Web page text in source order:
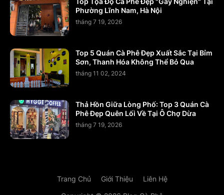
Phường Lĩnh Nam, Hà Nội
tháng 7 19, 2026
Top 5 Quán Cà Phê Đẹp Xuất Sắc Tại Bỉm
Sơn, Thanh Hóa Không Thể Bỏ Qua
tháng 11 02, 2024
Thả Hồn Giữa Lòng Phố: Top 3 Quán Cà
Phê Đẹp Quên Lối Về Tại Ô Chợ Dừa
tháng 7 19, 2026
Trang Chủ Giới Thiệu Liên Hệ